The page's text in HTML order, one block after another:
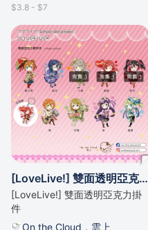
$3.8 - $7
[LoveLive!] 雙面透明亞克力掛件
[LoveLive!] 雙面透明亞克力掛
件
On the Cloud．雲上